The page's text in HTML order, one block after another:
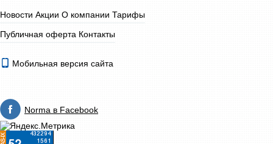
Новости Акции О компании Тарифы
Публичная оферта Контакты
Мобильная версия сайта
Norma в Facebook